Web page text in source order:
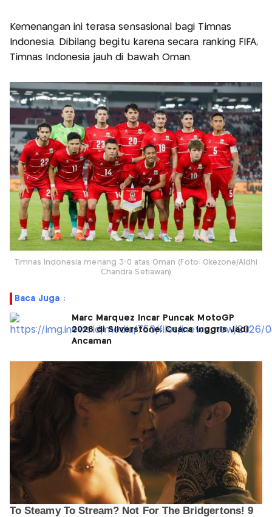
Kemenangan ini terasa sensasional bagi Timnas
Indonesia. Dibilang begitu karena secara ranking FIFA,
Timnas Indonesia jauh di bawah Oman.
Timnas Indonesia menang 3-0 atas Oman (Foto: Okezone/Aldhi
Chandra Setiawan)
Baca Juga :
Marc Marquez Incar Puncak MotoGP
2026 di Silverstone, Cuaca Inggris Jadi
Ancaman